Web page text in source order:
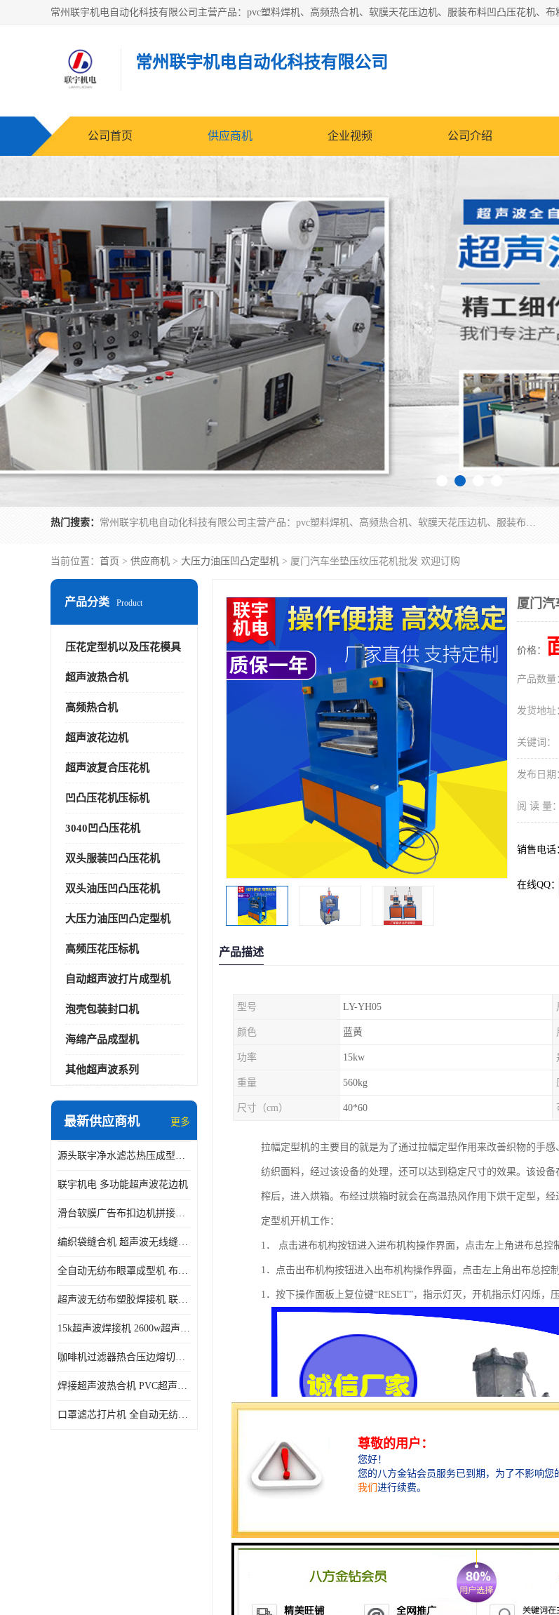
常州联宇机电自动化科技有限公司
公司首页 供应商机 企业视频 公司介绍
热门搜索： 常州联宇机电自动化科技有限公司主营产品：pvc塑料焊机、高频热合机、软膜天花压边机、服装布料凹凸压花机、布料3d压印设备、服装植胶设备、超声波布料花边机、无纺布热合机、全自动压花机。
当前位置： 首页 > 供应商机 > 大压力油压凹凸定型机 > 厦门汽车坐垫压纹压花机批发 欢迎订购
产品分类 Product
压花定型机以及压花模具
超声波热合机
高频热合机
超声波花边机
超声波复合压花机
凹凸压花机压标机
3040凹凸压花机
双头服装凹凸压花机
双头油压凹凸压花机
大压力油压凹凸定型机
高频压花压标机
自动超声波打片成型机
泡壳包装封口机
海绵产品成型机
其他超声波系列
最新供应商机 更多
源头联宇净水滤芯热压成型机器 超声波大功率封边机
联宇机电 多功能超声波花边机
滑台软膜广告布扣边机拼接机用于焊接热合拼接作用
编织袋缝合机 超声波无线缝合机 厂家现货供应
全自动无纺布眼罩成型机 布料海绵眼罩热合切边机
超声波无纺布塑胶焊接机 联宇制造
15k超声波焊接机 2600w超声波焊接机 联宇制造
咖啡机过滤器热合压边熔切机 超声波无纺布喷胶棉热合机
焊接超声波热合机 PVC超声波焊接机 无纺布超声波设备
口罩滤芯打片机 全自动无纺布压花压标设备 多层料复合机
厦门汽
价格：
产品数量
发货地址
关键词：
发布日期
阅 读 量：
销售电话
在线QQ：
产品描述
型号 LY-YH05
颜色 蓝黄
功率 15kw
重量 560kg
尺寸（cm） 40*60
拉幅定型机的主要目的就是为了通过拉幅定型作用来改善织物的手
纺织面料，经过该设备的处理，还可以达到稳定尺寸的效果。该设
榨后，进入烘箱。布经过烘箱时就会在高温热风作用下烘干定型，经
定型机开机工作：
1． 点击进布机构按钮进入进布机构操作界面，点击左上角进布总控
1．点击出布机构按钮进入出布机构操作界面，点击左上角出布总控
1．按下操作面板上复位键“RESET”，指示灯灭，开机指示灯闪烁，